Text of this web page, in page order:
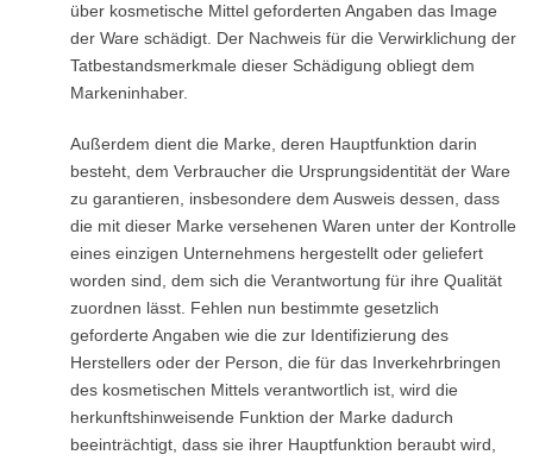
über kosmetische Mittel geforderten Angaben das Image
der Ware schädigt. Der Nachweis für die Verwirklichung der
Tatbestandsmerkmale dieser Schädigung obliegt dem
Markeninhaber.
Außerdem dient die Marke, deren Hauptfunktion darin
besteht, dem Verbraucher die Ursprungsidentität der Ware
zu garantieren, insbesondere dem Ausweis dessen, dass
die mit dieser Marke versehenen Waren unter der Kontrolle
eines einzigen Unternehmens hergestellt oder geliefert
worden sind, dem sich die Verantwortung für ihre Qualität
zuordnen lässt. Fehlen nun bestimmte gesetzlich
geforderte Angaben wie die zur Identifizierung des
Herstellers oder der Person, die für das Inverkehrbringen
des kosmetischen Mittels verantwortlich ist, wird die
herkunftshinweisende Funktion der Marke dadurch
beeinträchtigt, dass sie ihrer Hauptfunktion beraubt wird,